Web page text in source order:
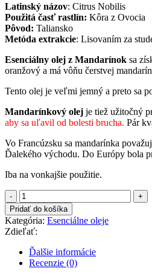
Latinský názov: Citrus Nobilis
Použitá časť rastlín: Kôra z Ovocia
Pôvod: Taliansko
Metóda extrakcie: Lisovaním za
Esenciálny olej z Mandarínok sa
oranžový a má vôňu čerstvej
Tento olej je veľmi jemný a preto sa
Mandarínkový olej je tiež užitočný
aby sa uľavil od bolesti brucha. Pár
Vo Francúzsku sa mandarínka
Ďalekého východu. Do Európy bola
Iba na vonkajšie použitie.
množstvo
Mandarínka-
100%
esenciálny
olej
10ml
Pridať do košíka
Kategória: Esenciálne oleje
Zdieľať:
Ďalšie informácie
Recenzie (0)